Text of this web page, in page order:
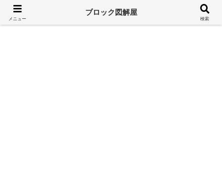
溢れるレゴ情報をシンプルに
メニュー
ブロック図解屋
検索